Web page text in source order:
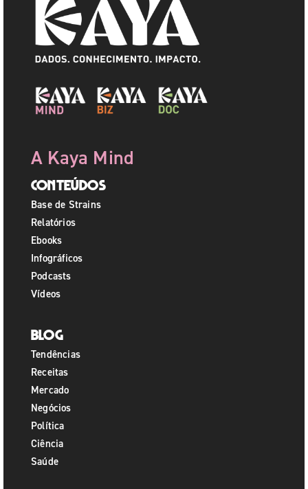
A Kaya Mind
Conteúdos
Base de Strains
Relatórios
Ebooks
Infográficos
Podcasts
Vídeos
Blog
Tendências
Receitas
Mercado
Negócios
Política
Ciência
Saúde